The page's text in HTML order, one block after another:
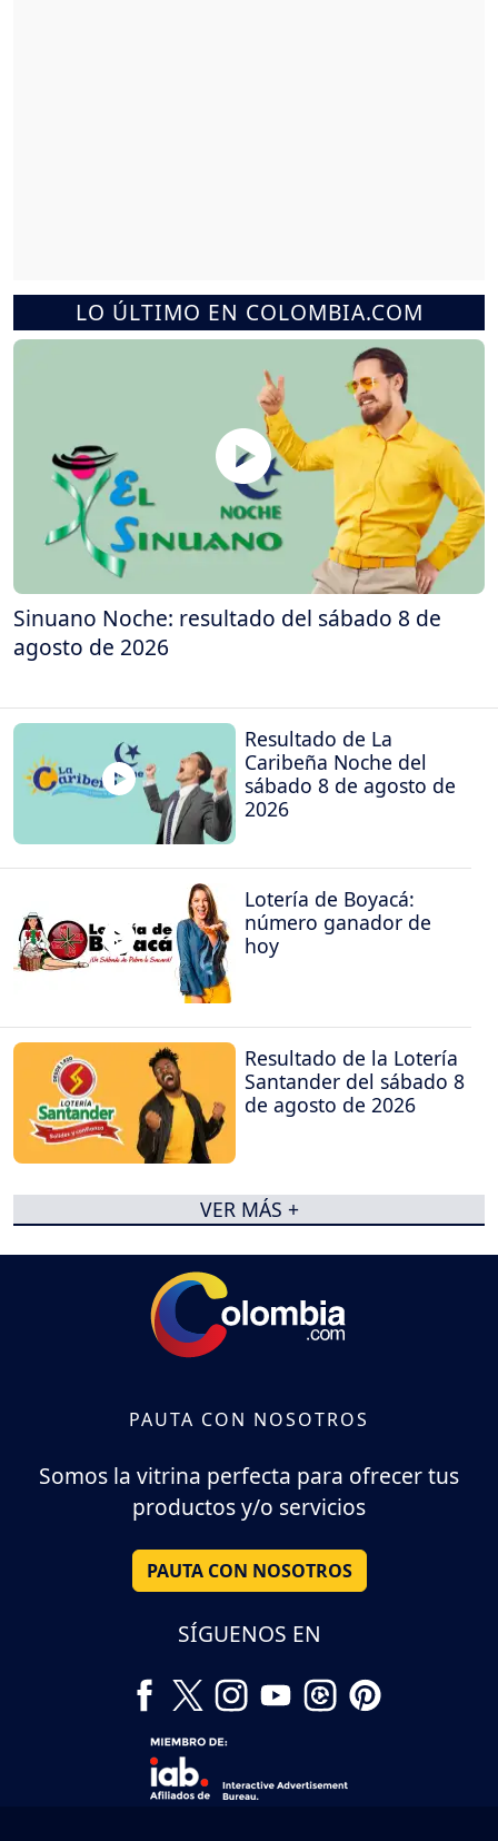
LO ÚLTIMO EN COLOMBIA.COM
Sinuano Noche: resultado del sábado 8 de
agosto de 2026
Resultado de La
Caribeña Noche del
sábado 8 de agosto de
2026
Lotería de Boyacá:
número ganador de
hoy
Resultado de la Lotería
Santander del sábado 8
de agosto de 2026
VER MÁS +
PAUTA CON NOSOTROS
Somos la vitrina perfecta para ofrecer tus
productos y/o servicios
PAUTA CON NOSOTROS
SÍGUENOS EN